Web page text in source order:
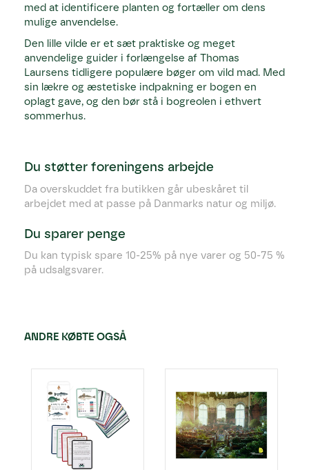
med at identificere planten og fortæller om dens
mulige anvendelse.
Den lille vilde er et sæt praktiske og meget
anvendelige guider i forlængelse af Thomas
Laursens tidligere populære bøger om vild mad. Med
sin lækre og æstetiske indpakning er bogen en
oplagt gave, og den bør stå i bogreolen i ethvert
sommerhus.
Du støtter foreningens arbejde
Da overskuddet fra butikken går ubeskåret til
arbejdet med at passe på Danmarks natur og miljø.
Du sparer penge
Du kan typisk spare 10-25% på nye varer og 50-75 %
på udsalgsvarer.
ANDRE KØBTE OGSÅ